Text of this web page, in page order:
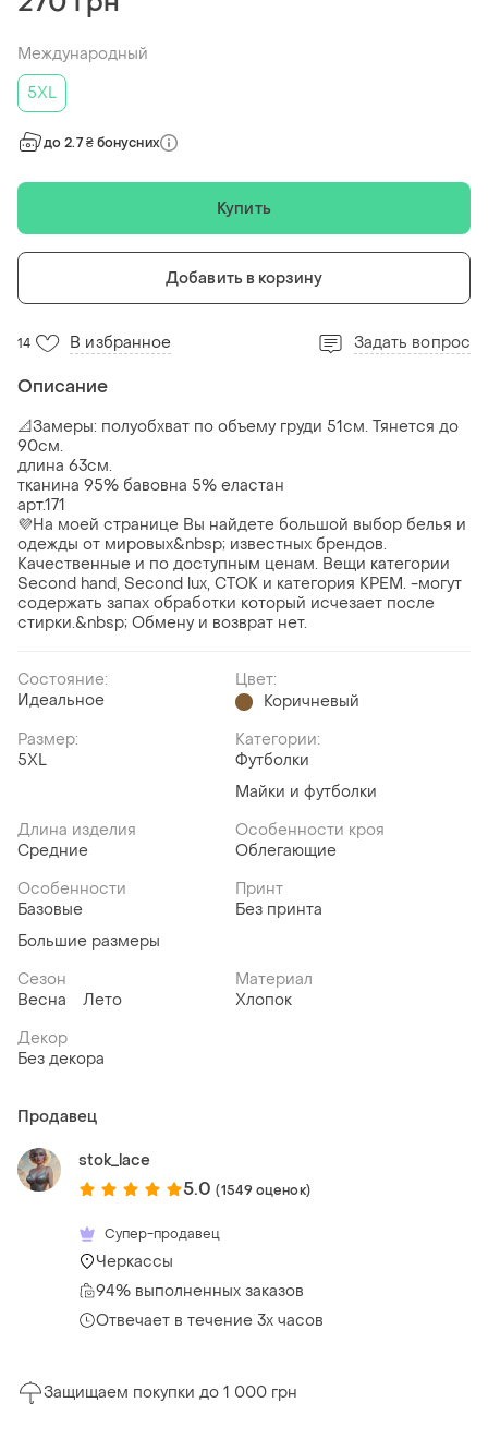
Международный
5XL
до 2.7 ₴ бонусних
Купить
Добавить в корзину
14 В избранное Задать вопрос
Описание
📐Замеры: полуобхват по объему груди 51см. Тянется до
90см.
длина 63см.
тканина 95% бавовна 5% еластан
арт.171
💜На моей странице Вы найдете большой выбор белья и
одежды от мировых&nbsp; известных брендов.
Качественные и по доступным ценам. Вещи категории
Second hand, Second lux, СТОК и категория КРЕМ. -могут
содержать запах обработки который исчезает после
стирки.&nbsp; Обмену и возврат нет.
Состояние:
Идеальное
Цвет:
Коричневый
Размер:
5XL
Категории:
Футболки
Майки и футболки
Длина изделия
Средние
Особенности кроя
Облегающие
Особенности
Базовые
Большие размеры
Принт
Без принта
Сезон
Весна
Лето
Материал
Хлопок
Декор
Без декора
Продавец
stok_lace
5.0 (1549 оценок)
Супер-продавец
Черкассы
94% выполненных заказов
Отвечает в течение 3х часов
Защищаем покупки до 1 000 грн